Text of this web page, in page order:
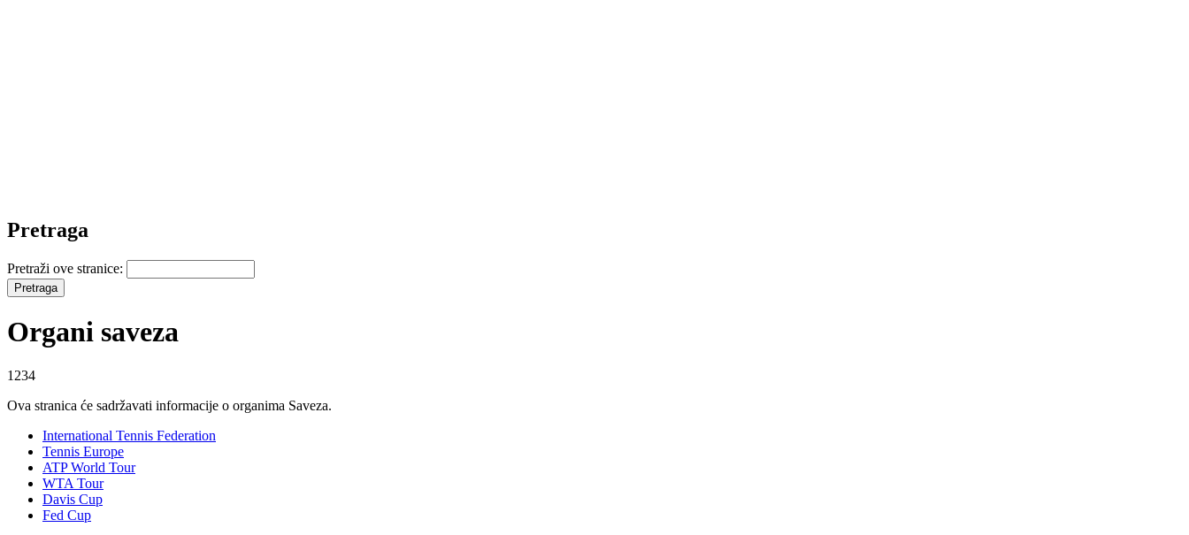
Pretraga
Pretraži ove stranice:
Organi saveza
1234
Ova stranica će sadržavati informacije o organima Saveza.
International Tennis Federation
Tennis Europe
ATP World Tour
WTA Tour
Davis Cup
Fed Cup